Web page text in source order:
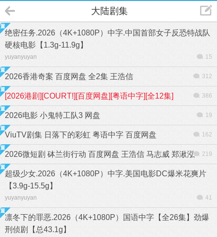
大陆剧集
绝密任务.2026（4K+1080P）中字.中国首部女子反恐特战队
硬核电影【1.3g-11.9g】
yuyanyuyan 15
2026香港奇案 百度网盘 全2集 王浩信 312
[2026港剧][COURT!][百度网盘][粤语中字][全12集] 386
2026电影 小鬼特工队3 网盘 19
ViuTV剧集 日落下的彩虹 粤语中字 百度网盘 162
2026微短剧 砵兰街行动 百度网盘 王浩信 马志威 郑湫泓 219
超级少女.2026（4K+1080P）中字.美国电影DC爆米花爽片
【3.9g-15.5g】
yuyanyuyan 41
凛冬下的罪恶.2026（4K+1080P）国语中字【全26集】劲爆
刑侦剧【总43.1g】